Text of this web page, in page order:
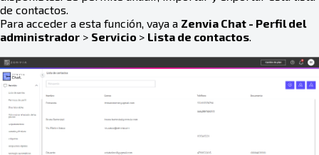
de contactos.
Para acceder a esta función, vaya a Zenvia Chat - Perfil del
administrador > Servicio > Lista de contactos.